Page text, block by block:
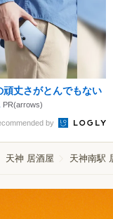
丈さがとんでもない
PR(arrows)
by
天神 居酒屋 天神南駅